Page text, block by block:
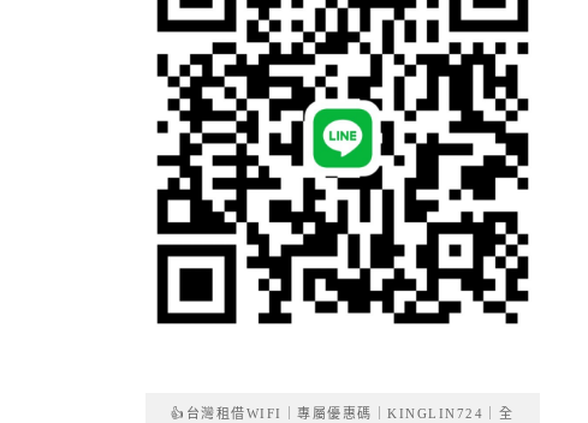
👍台灣租借WIFI｜專屬優惠碼｜KINGLIN724｜全